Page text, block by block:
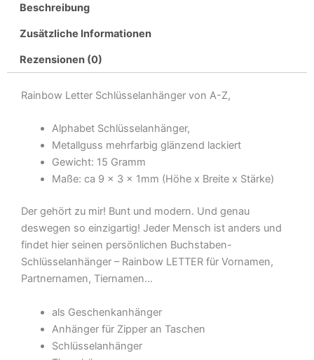
Beschreibung
Zusätzliche Informationen
Rezensionen (0)
Rainbow Letter Schlüsselanhänger von A-Z,
Alphabet Schlüsselanhänger,
Metallguss mehrfarbig glänzend lackiert
Gewicht: 15 Gramm
Maße: ca 9 x 3 x 1mm (Höhe x Breite x Stärke)
Der gehört zu mir! Bunt und modern. Und genau
deswegen so einzigartig! Jeder Mensch ist anders und
findet hier seinen persönlichen Buchstaben-
Schlüsselanhänger – Rainbow LETTER für Vornamen,
Partnernamen, Tiernamen…
als Geschenkanhänger
Anhänger für Zipper an Taschen
Schlüsselanhänger